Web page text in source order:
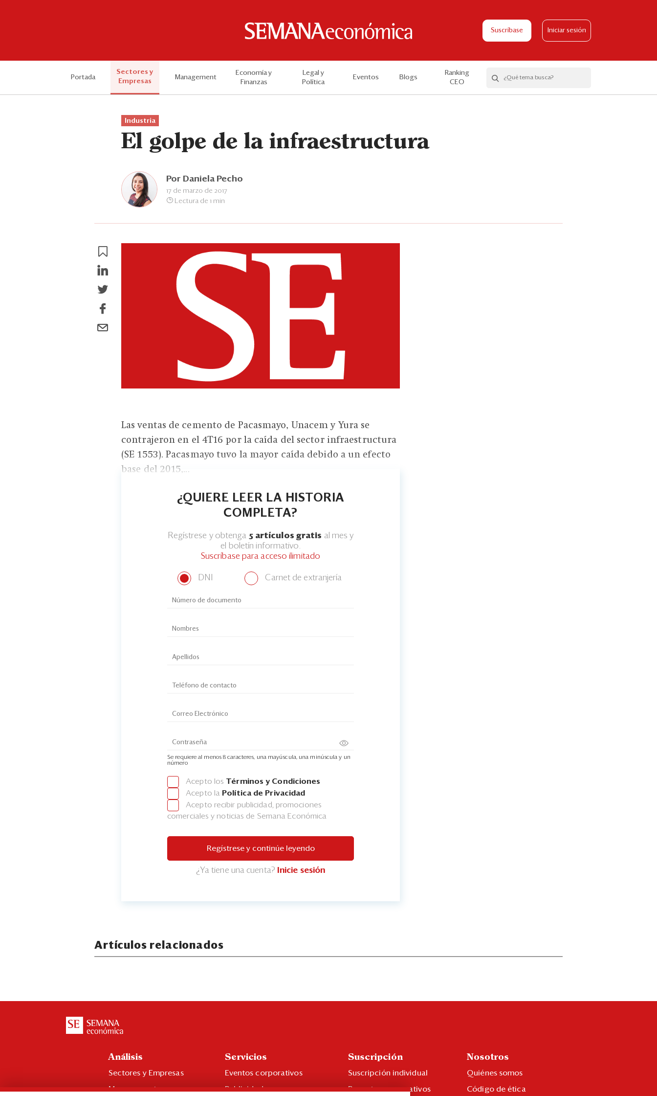
Suscríbase Iniciar sesión
Portada
Sectores y
Empresas
Management
Economía y
Finanzas
Legal y
Política
Eventos Blogs
Ranking
CEO
Industria
El golpe de la infraestructura
Por Daniela Pecho
17 de marzo de 2017
Lectura de 1 min
Las ventas de cemento de Pacasmayo, Unacem y Yura se
contrajeron en el 4T16 por la caída del sector infraestructura
(SE 1553). Pacasmayo tuvo la mayor caída debido a un efecto
base del 2015,...
¿QUIERE LEER LA HISTORIA
COMPLETA?
Regístrese y obtenga 5 artículos gratis al mes y
el boletín informativo.
Suscríbase para acceso ilimitado
DNI Carnet de extranjería
Se requiere al menos 8 caracteres, una mayúscula, una minúscula y un
número
Acepto los Términos y Condiciones
Acepto la Política de Privacidad
Acepto recibir publicidad, promociones
comerciales y noticias de Semana Económica
Regístrese y continúe leyendo
¿Ya tiene una cuenta? Inicie sesión
Artículos relacionados
Análisis
Sectores y Empresas
Management
Servicios
Eventos corporativos
Publicidad
Suscripción
Suscripción individual
Paquetes corporativos
Nosotros
Quiénes somos
Código de ética